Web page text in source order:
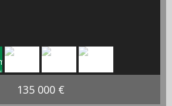
135 000 €